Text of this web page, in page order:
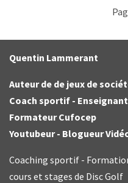
Quentin Lammerant
Auteur de de jeux de
Coach sportif -
Formateur Cufocep
Youtubeur - Blogueur
Coaching sportif -
cours et stages de Disc Golf